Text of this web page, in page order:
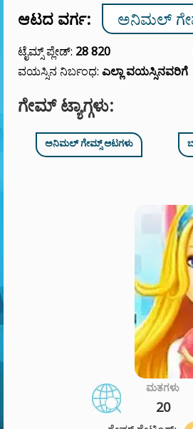
ಆಟದ ವರ್ಗ:
ಅನಿಮಲ್
ಟೈಮ್ಸ್ ಪ್ಲೇಡ್: 28 820
ವಯಸ್ಸಿನ ನಿರ್ಬಂಧ: ಎಲ್ಲಾ ವಯಸ್ಸಿನವರಿಗೆ
ಗೇಮ್ ಟ್ಯಾಗ್ಗಳು:
ಅನಿಮಲ್ ಗೇಮ್ಸ್ ಆಟಗಳು
ಮತಗಳು
20